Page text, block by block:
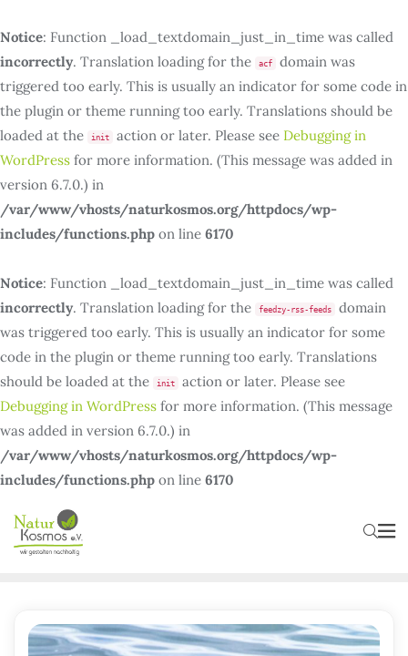
Notice: Function _load_textdomain_just_in_time was called
incorrectly. Translation loading for the acf
domain was
triggered too early. This is usually an indicator for some code in
the plugin or theme running too early. Translations should be
loaded at the
init action or later. Please see Debugging in
WordPress for more information. (This message was added in
version 6.7.0.) in
/var/www/vhosts/naturkosmos.org/httpdocs/wp-
includes/functions.php on line 6170
Notice: Function _load_textdomain_just_in_time was called
incorrectly. Translation loading for the feedzy-rss-feeds
domain
was triggered too early. This is usually an indicator for some
code in the plugin or theme running too early. Translations
should be loaded at the
init
action or later. Please see
Debugging in WordPress for more information. (This message
was added in version 6.7.0.) in
/var/www/vhosts/naturkosmos.org/httpdocs/wp-
includes/functions.php on line 6170